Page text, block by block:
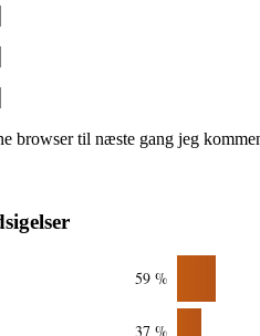
browser til næste gang jeg
59 %
37 %